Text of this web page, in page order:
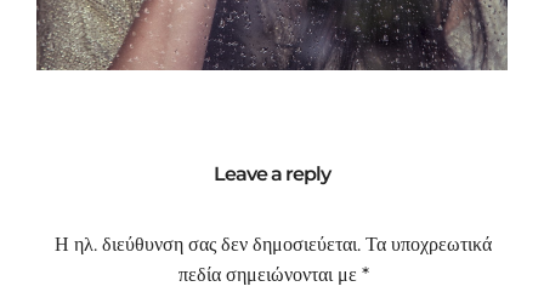
Leave a reply
Η ηλ. διεύθυνση σας δεν δημοσιεύεται. Τα υποχρεωτικά
πεδία σημειώνονται με *